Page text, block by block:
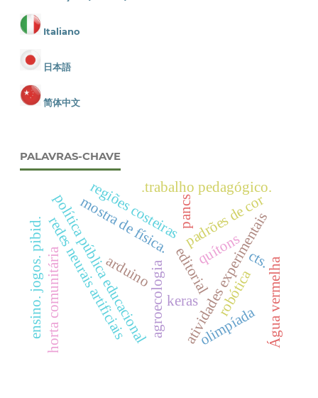
Italiano
日本語
简体中文
PALAVRAS-CHAVE
editorial
padrões de cor
atividades experimentais
mostra de física.
política pública educacional quítons
regiões costeiras
olimpíada
robótica
redes neurais artificiais keras
.trabalho pedagógico.
horta comunitária
ensino. jogos. pibid. cts.Água vermelha
agroecologia
arduino
pancs